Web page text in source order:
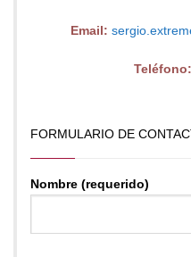
Email:
Teléfono:
FORMULARIO DE
Nombre (requerido)